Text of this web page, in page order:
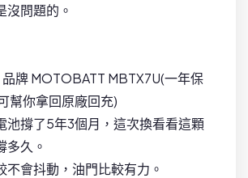
沒問題的。
牌 MOTOBATT MBTX7U(一年保
幫你拿回原廠回充)
池撐了5年3個月，這次換看看這顆
多久。
不會抖動，油門比較有力。